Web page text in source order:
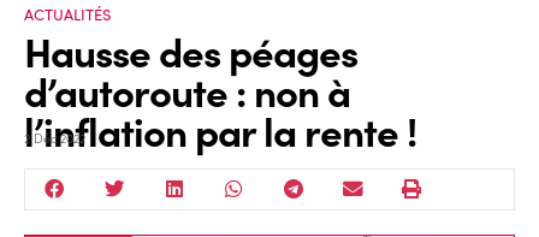
ACTUALITÉS
Hausse des péages
d’autoroute : non à
l’inflation par la rente !
2 Déc 2022